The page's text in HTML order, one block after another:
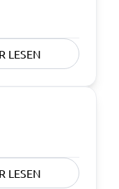
LESEN
LESEN